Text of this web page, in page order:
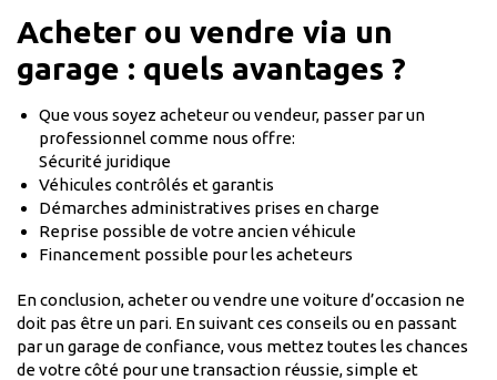
Acheter ou vendre via un
garage : quels avantages ?
Que vous soyez acheteur ou vendeur, passer par un
professionnel comme nous offre:
Sécurité juridique
Véhicules contrôlés et garantis
Démarches administratives prises en charge
Reprise possible de votre ancien véhicule
Financement possible pour les acheteurs
En conclusion, acheter ou vendre une voiture d’occasion ne
doit pas être un pari. En suivant ces conseils ou en passant
par un garage de confiance, vous mettez toutes les chances
de votre côté pour une transaction réussie, simple et